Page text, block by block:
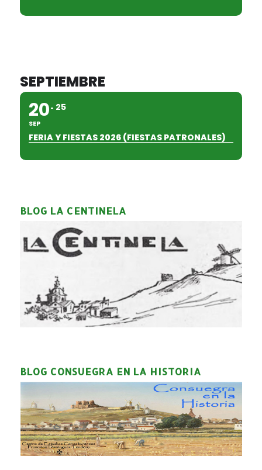
SEPTIEMBRE
20
SEP
25
FERIA Y FIESTAS 2026 (FIESTAS PATRONALES)
BLOG LA CENTINELA
BLOG CONSUEGRA EN LA HISTORIA